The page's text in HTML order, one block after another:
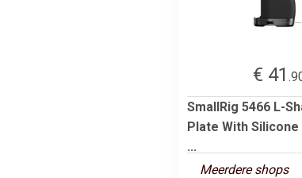
€ 41
SmallRig 5466 L-
Plate With Silicone
...
Meerdere shops